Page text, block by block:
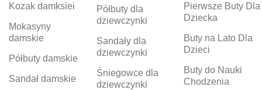
Kozak damksiei
Mokasyny
damskie
Półbuty damskie
Sandał damskie
Półbuty dla
dziewczynki
Sandały dla
dziewczynki
Śniegowce dla
dziewczynki
Pierwsze Buty Dla
Dziecka
Buty na Lato Dla
Dzieci
Buty do Nauki
Chodzenia